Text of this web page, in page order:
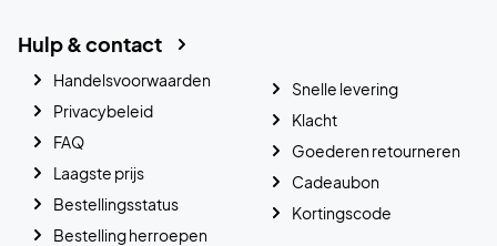
Hulp & contact
Handelsvoorwaarden
Privacybeleid
FAQ
Laagste prijs
Bestellingsstatus
Bestelling herroepen
Snelle levering
Klacht
Goederen retourneren
Cadeaubon
Kortingscode